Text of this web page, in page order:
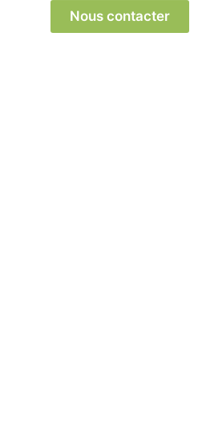
Nous contacter